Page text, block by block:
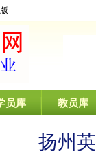
员库 教员库
扬州